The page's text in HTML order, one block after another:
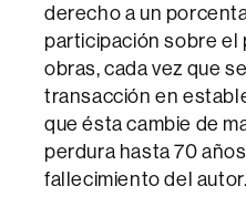
derecho a un
participación sobre el
obras, cada vez que
transacción en
que ésta cambie de
perdura hasta 70
fallecimiento del autor.